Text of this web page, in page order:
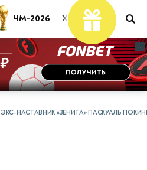
ЧМ-2026 Хоккей Теннис
...
...
ЭКС-НАСТАВНИК «ЗЕНИТА» ПАСКУАЛЬ